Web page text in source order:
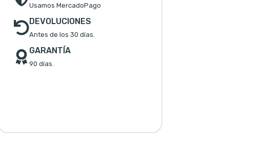
Usamos MercadoPago
DEVOLUCIONES
Antes de los 30 días.
GARANTÍA
90 días.